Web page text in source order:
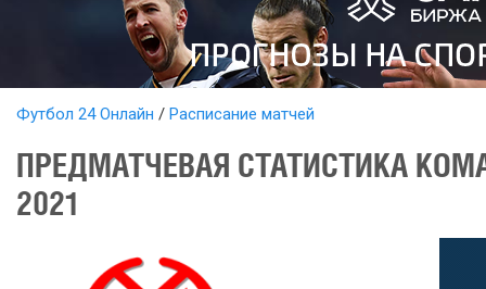
Футбол 24 Онлайн Расписание матчей
ПРЕДМАТЧЕВАЯ СТАТИСТИКА
2021